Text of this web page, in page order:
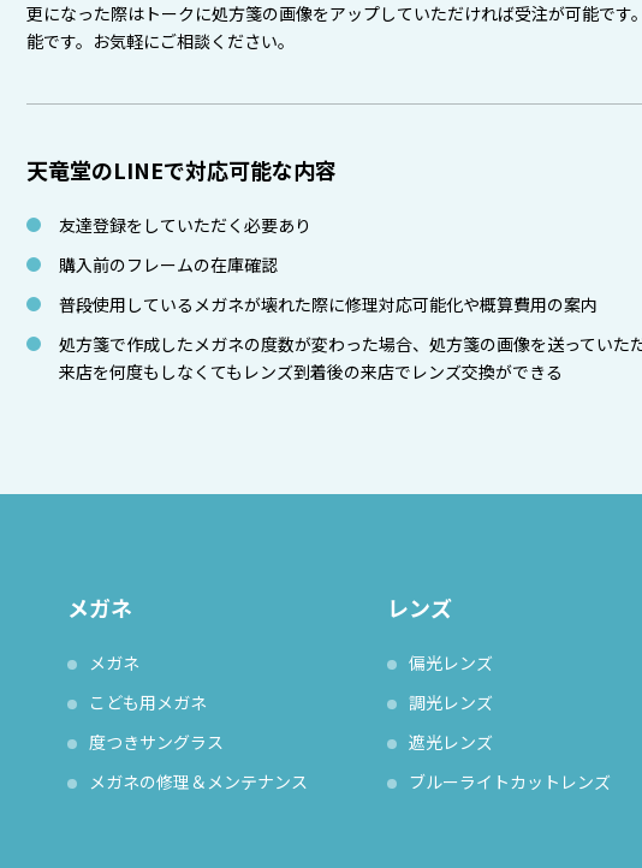
更になった際はトークに処方箋の画像をアップしていただければ受注が可能で
能です。お気軽にご相談ください。
天竜堂のLINEで対応可能な内容
友達登録をしていただく必要あり
購入前のフレームの在庫確認
普段使用しているメガネが壊れた際に修理対応可能化や概算費用の案内
処方箋で作成したメガネの度数が変わった場合、処方箋の画像を送っていた
来店を何度もしなくてもレンズ到着後の来店でレンズ交換ができる
メガネ
メガネ
こども用メガネ
度つきサングラス
メガネの修理＆メンテナンス
レンズ
偏光レンズ
調光レンズ
遮光レンズ
ブルーライトカットレンズ